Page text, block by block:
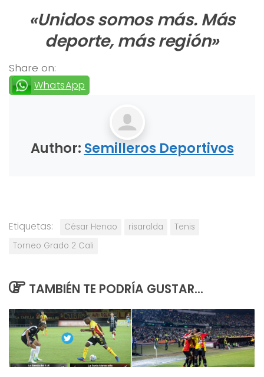
«Unidos somos más. Más
deporte, más región»
Share on:
WhatsApp
Author: Semilleros Deportivos
Etiquetas: César Henao risaralda
Tenis
Torneo Grado 2 Cali
TAMBIÉN TE PODRÍA GUSTAR...